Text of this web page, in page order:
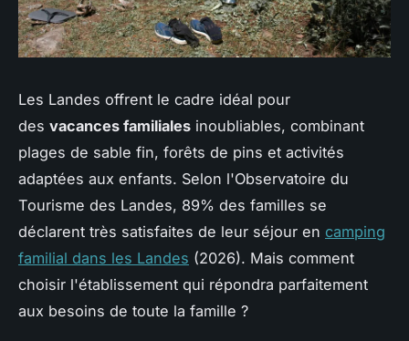
Les Landes offrent le cadre idéal pour
des vacances familiales inoubliables, combinant
plages de sable fin, forêts de pins et activités
adaptées aux enfants. Selon l'Observatoire du
Tourisme des Landes, 89% des familles se
déclarent très satisfaites de leur séjour en camping
familial dans les Landes (2026). Mais comment
choisir l'établissement qui répondra parfaitement
aux besoins de toute la famille ?